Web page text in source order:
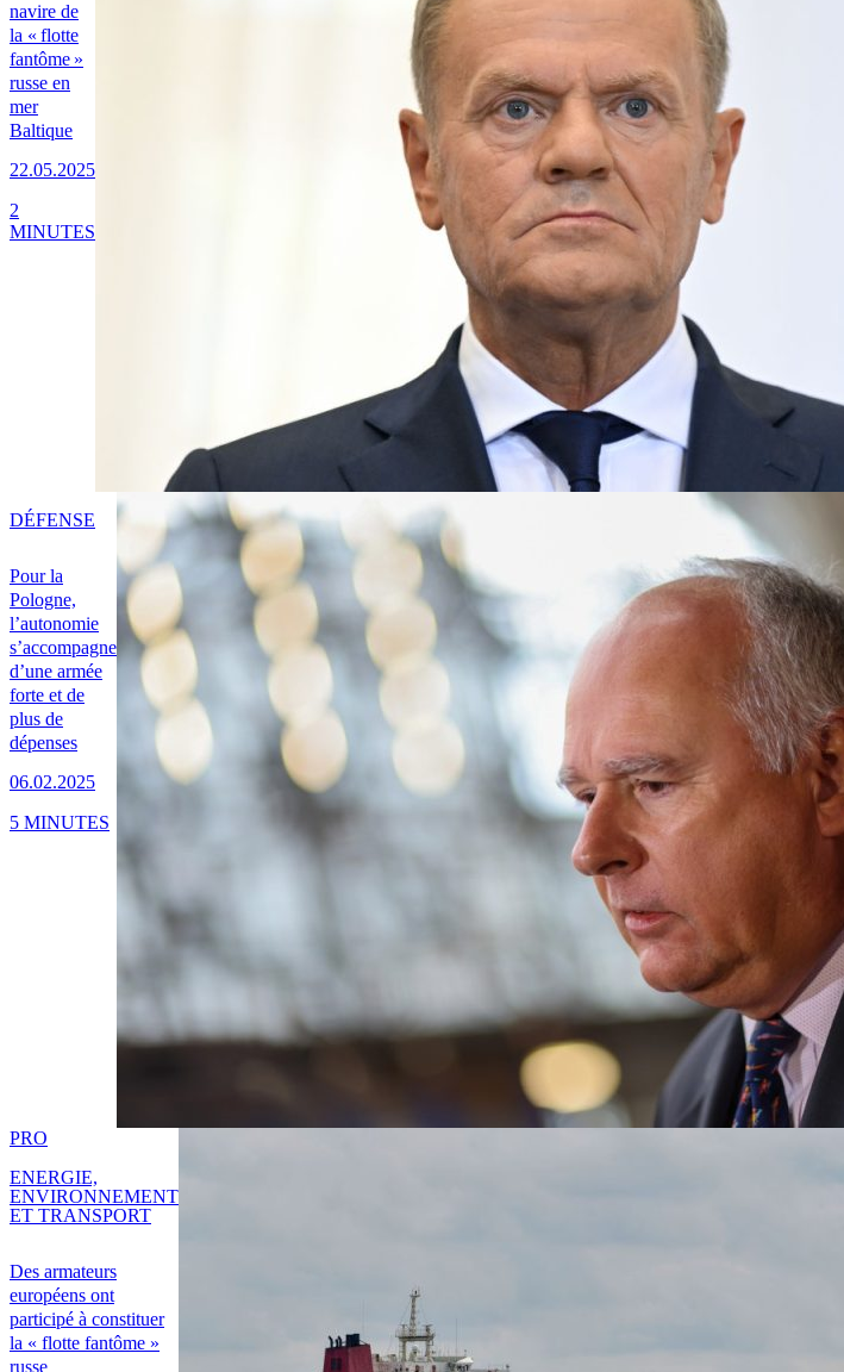
navire de
la « flotte
fantôme »
russe en
mer
Baltique
22.05.2025
2
MINUTES
Pour la
Pologne,
l’autonomie
s’accompagne
d’une armée
forte et de
plus de
dépenses
06.02.2025
DÉFENSE
5 MINUTES
Des armateurs
européens ont
participé à constituer
la « flotte fantôme »
russe
PRO
ENERGIE,
ENVIRONNEMENT
ET TRANSPORT